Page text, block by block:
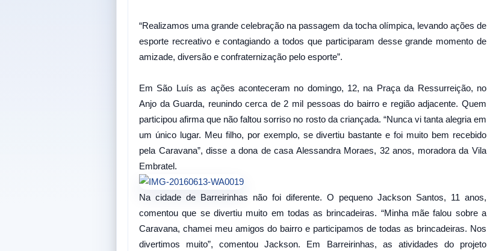
“Realizamos uma grande celebração na passagem da tocha olímpica, levando ações de
esporte recreativo e contagiando a todos que participaram desse grande momento de
amizade, diversão e confraternização pelo esporte”.
Em São Luís as ações aconteceram no domingo, 12, na Praça da Ressurreição, no
Anjo da Guarda, reunindo cerca de 2 mil pessoas do bairro e região adjacente. Quem
participou afirma que não faltou sorriso no rosto da criançada. “Nunca vi tanta alegria em
um único lugar. Meu filho, por exemplo, se divertiu bastante e foi muito bem recebido
pela Caravana”, disse a dona de casa Alessandra Moraes, 32 anos, moradora da Vila
Embratel.
Na cidade de Barreirinhas não foi diferente. O pequeno Jackson Santos, 11 anos,
comentou que se divertiu muito em todas as brincadeiras. “Minha mãe falou sobre a
Caravana, chamei meu amigos do bairro e participamos de todas as brincadeiras. Nos
divertimos muito”, comentou Jackson. Em Barreirinhas, as atividades do projeto